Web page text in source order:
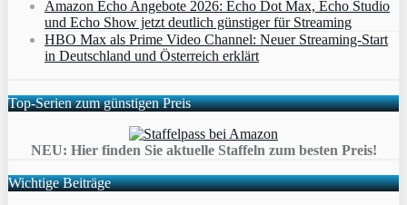
Amazon Echo Angebote 2026: Echo Dot Max, Echo Studio
und Echo Show jetzt deutlich günstiger für Streaming
HBO Max als Prime Video Channel: Neuer Streaming‑Start
in Deutschland und Österreich erklärt
Top-Serien zum günstigen Preis
NEU: Hier finden Sie aktuelle Staffeln zum besten Preis!
Wichtige Beiträge